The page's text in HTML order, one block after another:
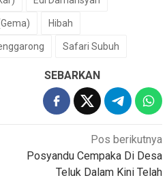
Hibah
Safari Subuh
SEBARKAN
Pos berikutnya
Posyandu Cempaka Di Desa
Teluk Dalam Kini Telah